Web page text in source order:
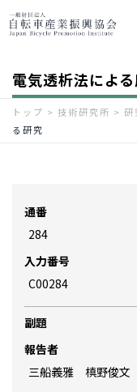
電気透析法によ
トップ > 技術研究所 > 研
る研究
通番
284
入力番号
C00284
副題
報告者
三船義雅 槙野俊